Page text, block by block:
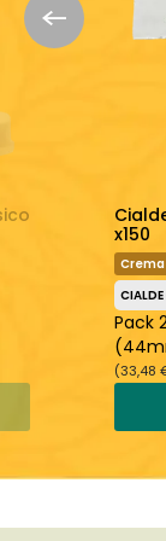
x150
Crema
CIALDE
Pack
(33,48